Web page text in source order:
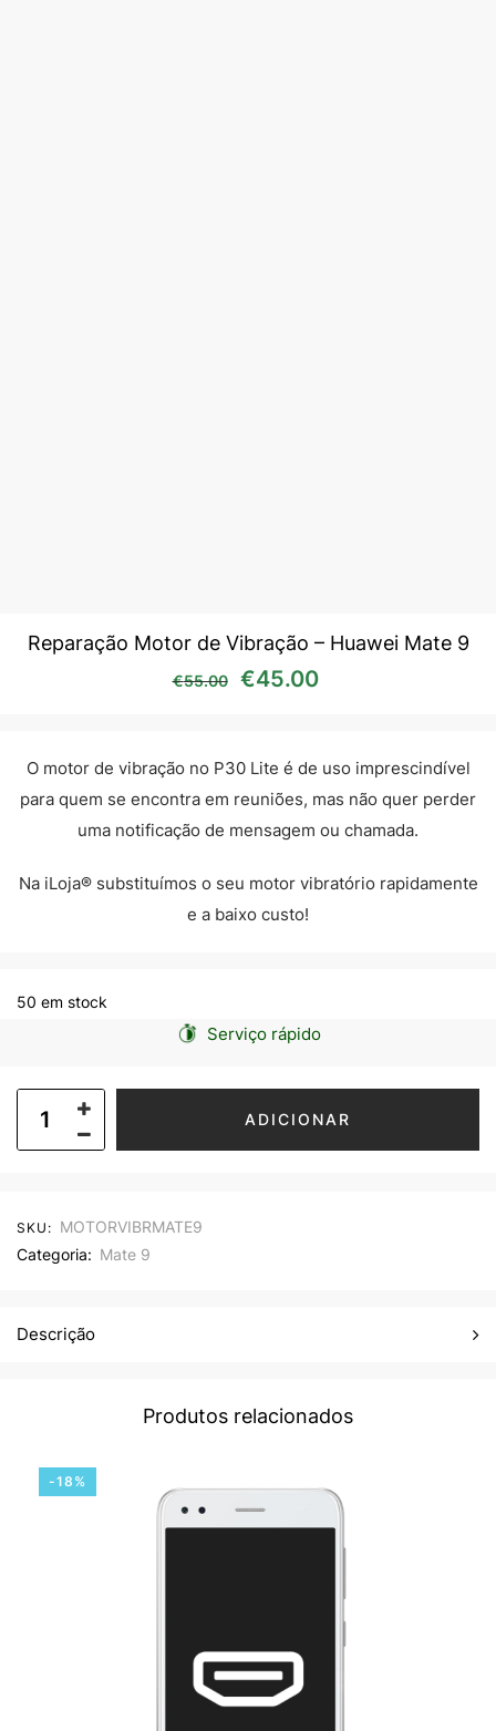
Reparação Motor de Vibração – Huawei Mate 9
€55.00 O preço original era:
€45.00
O motor de vibração no P30 Lite é de uso imprescindível
para quem se encontra em reuniões, mas não quer perder
uma notificação de mensagem ou chamada.
Na iLoja® substituímos o seu motor vibratório rapidamente
e a baixo custo!
50 em stock
Serviço rápido
ADICIONAR
SKU: MOTORVIBRMATE9
Categoria: Mate 9
Descrição
Produtos relacionados
-18%